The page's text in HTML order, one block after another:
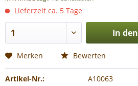
Lieferzeit ca. 5 Tage
In den
Merken Bewerten
Artikel-Nr.:
A10063